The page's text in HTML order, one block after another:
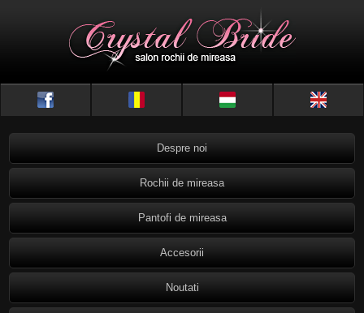
Despre noi
Rochii de mireasa
Pantofi de mireasa
Accesorii
Noutati